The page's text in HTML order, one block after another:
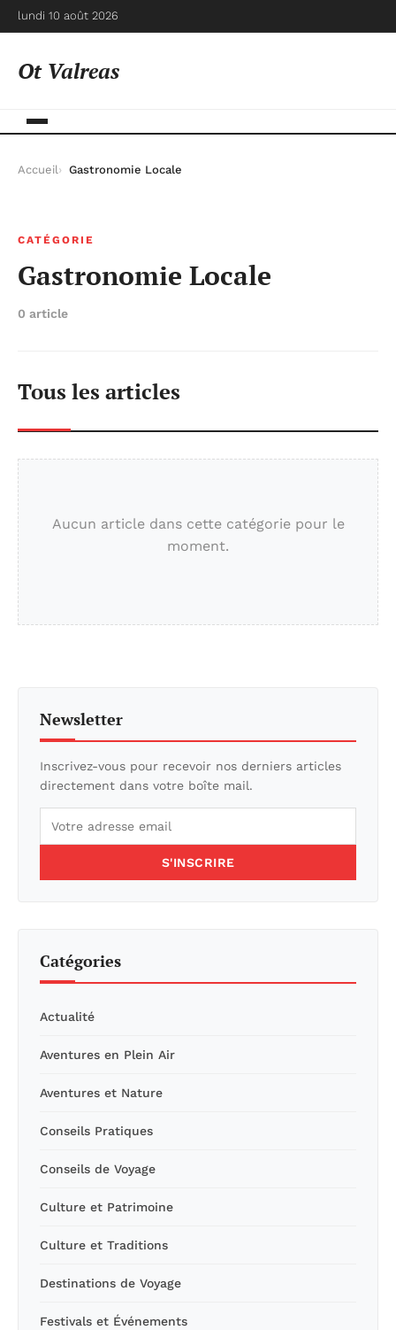
lundi 10 août 2026
Ot Valreas
Accueil Gastronomie Locale
CATÉGORIE
Gastronomie Locale
0 article
Tous les articles
Aucun article dans cette catégorie pour le
moment.
Newsletter
Inscrivez-vous pour recevoir nos derniers articles
directement dans votre boîte mail.
S'INSCRIRE
Catégories
Actualité
Aventures en Plein Air
Aventures et Nature
Conseils Pratiques
Conseils de Voyage
Culture et Patrimoine
Culture et Traditions
Destinations de Voyage
Festivals et Événements